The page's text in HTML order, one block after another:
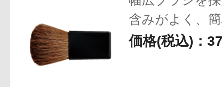
含みがよく、
チークやハイ
価格(税込)：